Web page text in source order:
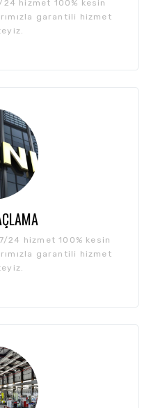
hizmet 100% kesin
garantili hizmet
24 hizmet 100% kesin
garantili hizmet